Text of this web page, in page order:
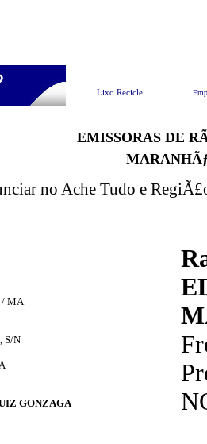
Lixo Recicle
EMISSORAS DE
no Ache Tudo e
/ MA
S/N
GONZAGA